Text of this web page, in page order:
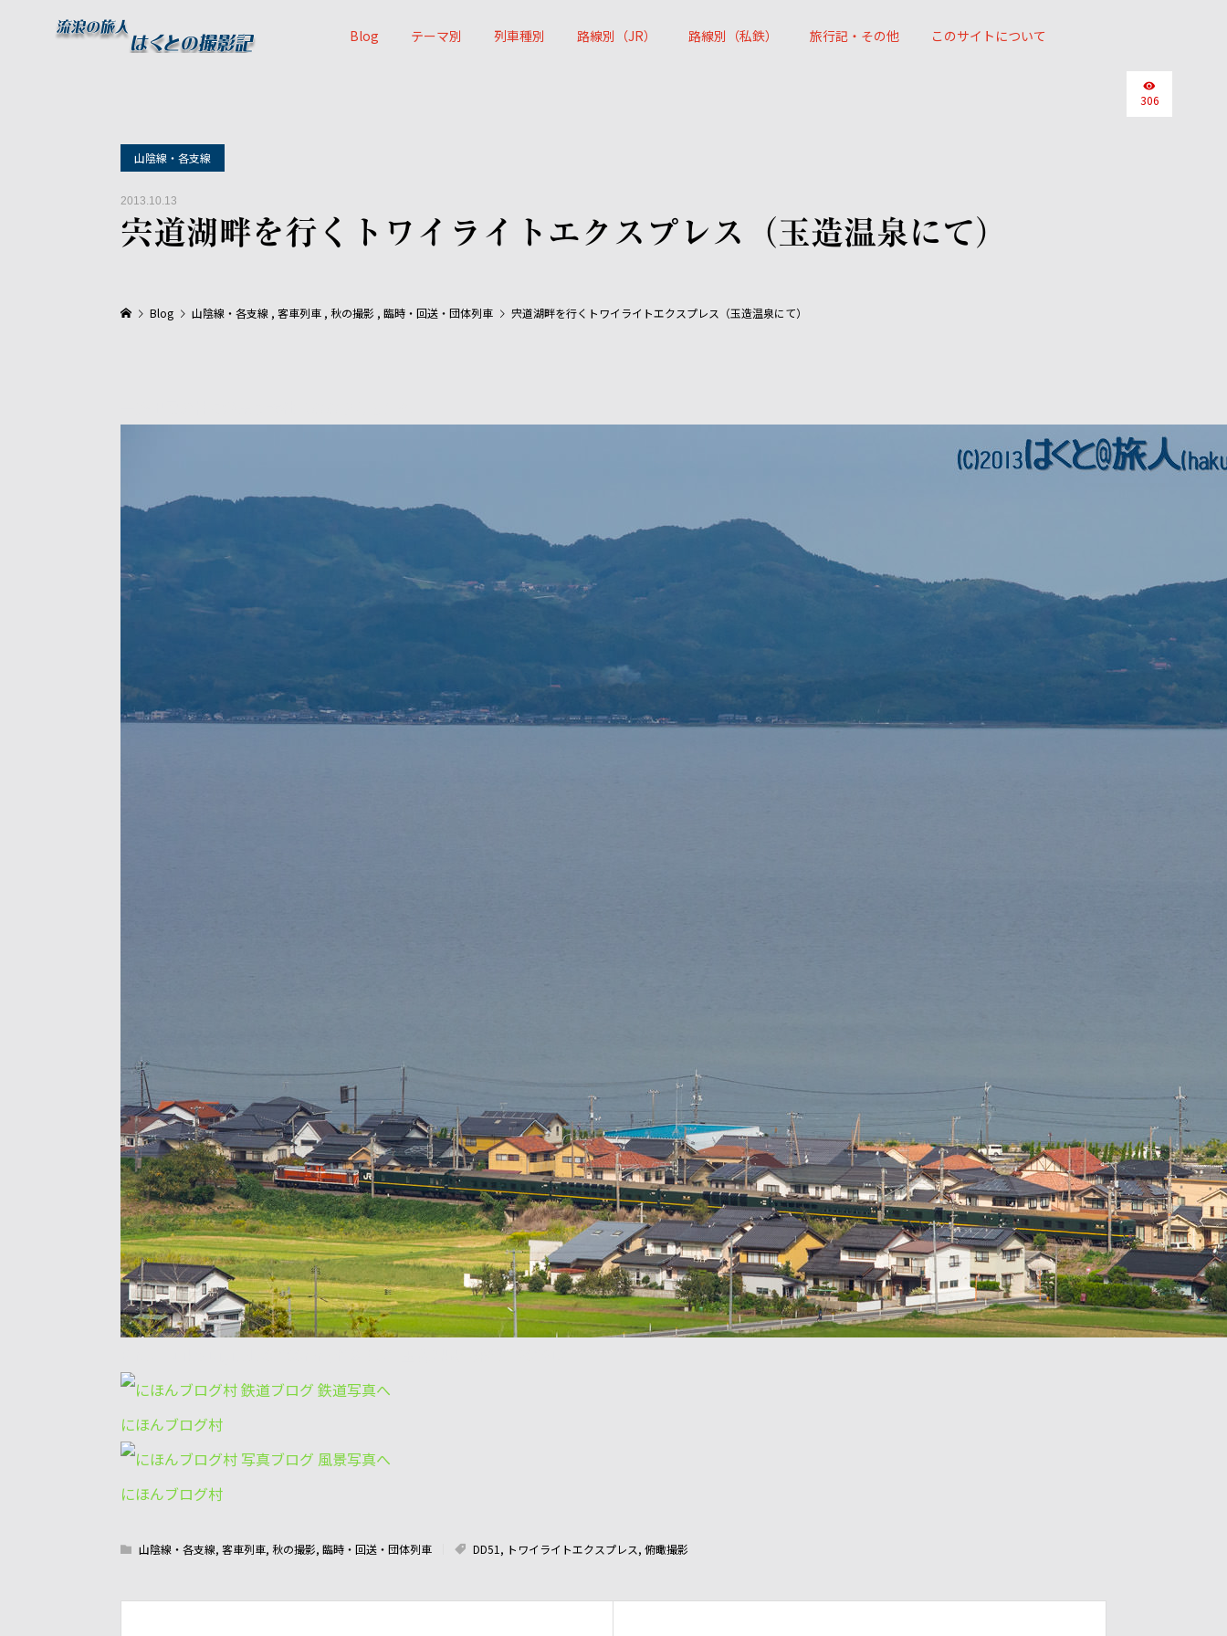
Blog テーマ別 列車種別 路線別（JR） 路線別（私鉄） 旅行記・その他 このサイトについて
山陰線・各支線
2013.10.13
宍道湖畔を行くトワイライトエクスプレス（玉造温泉にて）
306
Blog 山陰線・各支線 , 客車列車 , 秋の撮影 , 臨時・回送・団体列車 宍道湖畔を行くトワイライトエクスプレス（玉造温泉にて）
にほんブログ村
にほんブログ村
山陰線・各支線, 客車列車, 秋の撮影, 臨時・回送・団体列車 DD51 , トワイライトエクスプレス, 俯瞰撮影